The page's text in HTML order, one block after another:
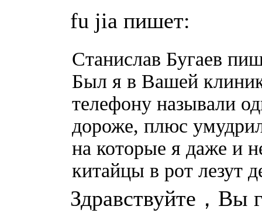
fu jia пишет:
Станислав Бугаев
Был я в Вашей
телефону называли
дороже, плюс
на которые я даже и
китайцы в рот лезут
Здравствуйте，Вы